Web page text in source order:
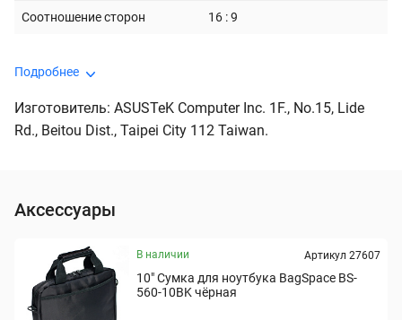
Соотношение сторон 16 : 9
Подробнее
Изготовитель: ASUSTeK Computer Inc. 1F., No.15, Lide
Rd., Beitou Dist., Taipei City 112 Taiwan.
Аксессуары
В наличии Артикул 27607
10" Сумка для ноутбука BagSpace BS-
560-10BK чёрная